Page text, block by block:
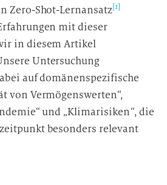
Zero-Shot-Lernansatz[1]
mit dieser
in diesem Artikel
Untersuchung
auf domänenspezifische
von Vermögenswerten“,
und „Klimarisiken“, die
besonders relevant